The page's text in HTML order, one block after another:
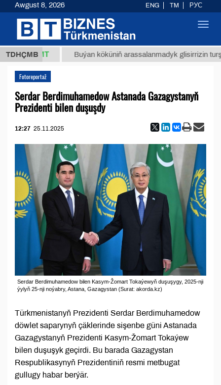
TDHÇMB
ТМТ Buýan köküniň arassalanmadyk glisirrizin turşusy
Fotoreportaž
Serdar Berdimuhamedow Astanada Gazagystanyň
Prezidenti bilen duşuşdy
12:27 25.11.2025
Serdar Berdimuhamedow bilen Kasym-Žomart Tokaýewyň duşuşygy, 2025-nji
ýylyň 25-nji noýabry, Astana, Gazagystan (Surat: akorda.kz)
Türkmenistanyň Prezidenti Serdar Berdimuhamedow
döwlet saparynyň çäklerinde sişenbe güni Astanada
Gazagystanyň Prezidenti Kasym-Žomart Tokaýew
bilen duşuşyk geçirdi. Bu barada Gazagystan
Respublikasynyň Prezidentiniň resmi metbugat
gullugy habar berýär.
Awgust 8, 2026 ENG TM РУС